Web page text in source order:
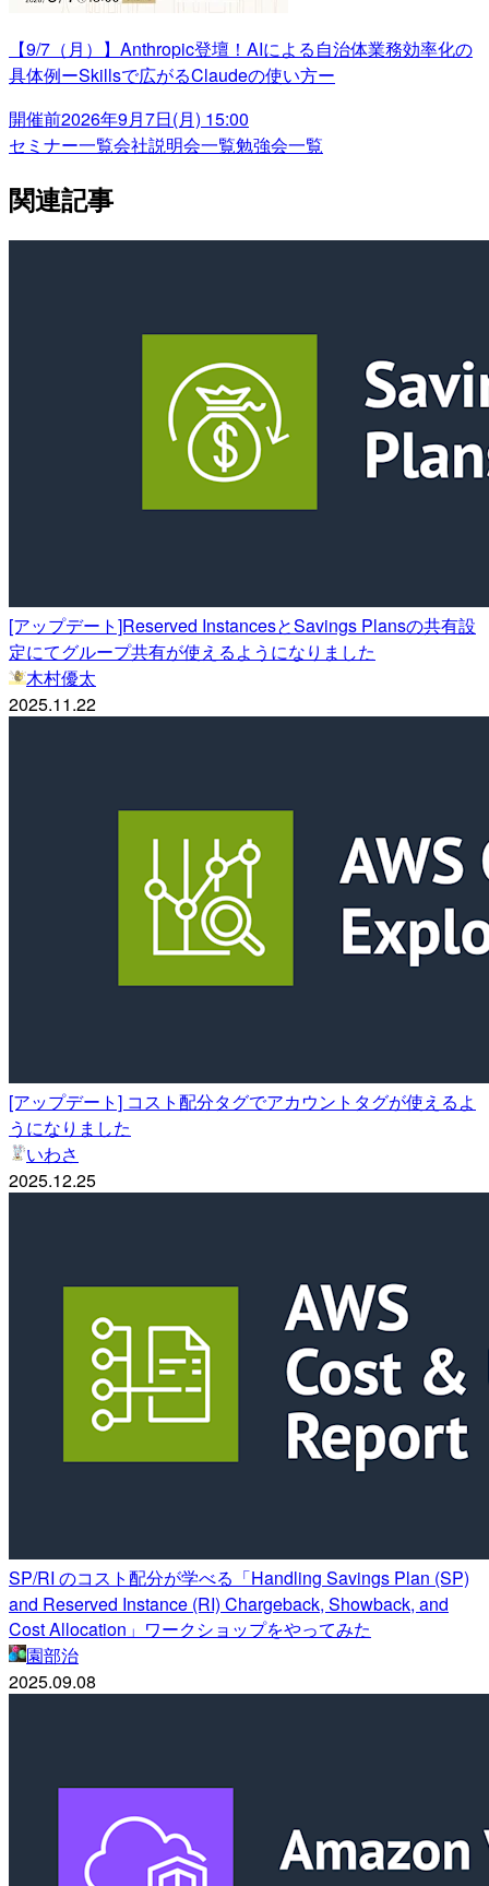
【9/7（月）】Anthropic登壇！AIによる自治体業務効率化の
具体例ーSkillsで広がるClaudeの使い方ー
開催前2026年9月7日(月) 15:00
セミナー一覧会社説明会一覧勉強会一覧
関連記事
[アップデート]Reserved InstancesとSavings Plansの共有設
定にてグループ共有が使えるようになりました
木村優太
2025.11.22
[アップデート] コスト配分タグでアカウントタグが使えるよ
うになりました
いわさ
2025.12.25
SP/RI のコスト配分が学べる「Handling Savings Plan (SP)
and Reserved Instance (RI) Chargeback, Showback, and
Cost Allocation」ワークショップをやってみた
園部治
2025.09.08